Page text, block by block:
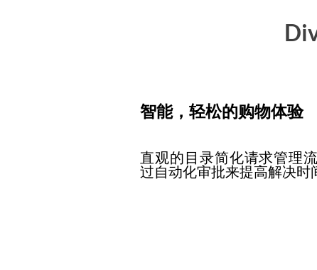
智能，轻松的购物体验
直观的目录简化请求管理
过自动化审批来提高解决时